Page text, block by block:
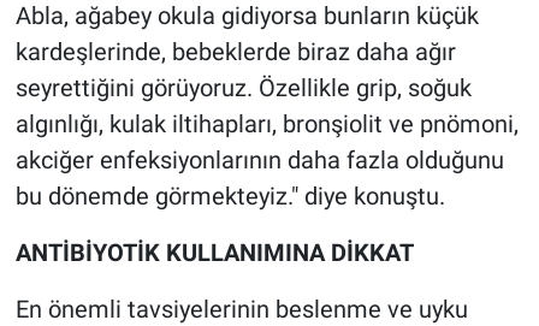
Abla, ağabey okula gidiyorsa bunların küçük
kardeşlerinde, bebeklerde biraz daha ağır
seyrettiğini görüyoruz. Özellikle grip, soğuk
algınlığı, kulak iltihapları, bronşiolit ve pnömoni,
akciğer enfeksiyonlarının daha fazla olduğunu
bu dönemde görmekteyiz." diye konuştu.
ANTİBİYOTİK KULLANIMINA DİKKAT
En önemli tavsiyelerinin beslenme ve uyku